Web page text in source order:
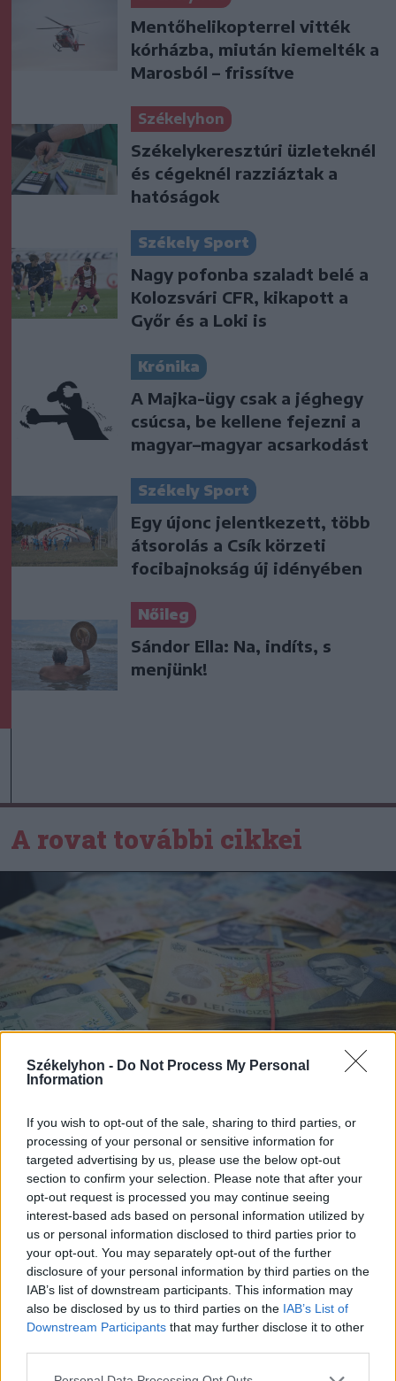
Székelyhon - Do Not Process My Personal
Information
If you wish to opt-out of the sale, sharing to third parties, or
processing of your personal or sensitive information for
targeted advertising by us, please use the below opt-out
section to confirm your selection. Please note that after your
opt-out request is processed you may continue seeing
interest-based ads based on personal information utilized by
us or personal information disclosed to third parties prior to
your opt-out. You may separately opt-out of the further
disclosure of your personal information by third parties on the
IAB’s list of downstream participants. This information may
also be disclosed by us to third parties on the IAB’s List of
Downstream Participants that may further disclose it to other
Mentőhelikopterrel vitték
kórházba, miután kiemelték a
Marosból – frissítve
Székelyhon
Székelykeresztúri üzleteknél
és cégeknél razziáztak a
hatóságok
Székely Sport
Nagy pofonba szaladt belé a
Kolozsvári CFR, kikapott a
Győr és a Loki is
Krónika
A Majka-ügy csak a jéghegy
csúcsa, be kellene fejezni a
magyar–magyar acsarkodást
Székely Sport
Egy újonc jelentkezett, több
átsorolás a Csík körzeti
focibajnokság új idényében
Nőileg
Sándor Ella: Na, indíts, s
menjünk!
A rovat további cikkei
2026. augusztus 07., péntek
Felelős hozzáállással el lehetne
fogadni a bértörvényt a következő
napokban az ügyvivő
miniszterelnök szerint